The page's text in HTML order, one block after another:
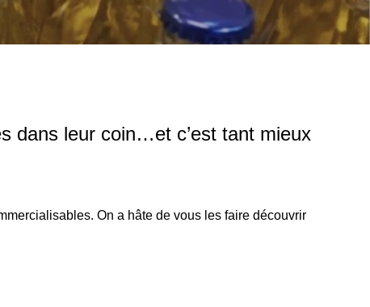
dans leur coin…et c’est tant mieux
On a hâte de vous les faire découvrir